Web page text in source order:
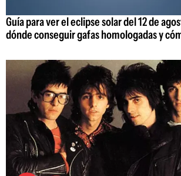
Guía para ver el eclipse solar del 12 de
dónde conseguir gafas homologadas y